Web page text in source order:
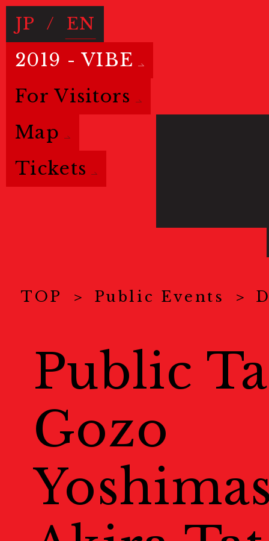
JP / EN
2019 - VIBE
For Visitors
Map
Tickets
TOP Public Events
Public
Gozo
Exhibitions
Venues
会場一覧
Map
地図